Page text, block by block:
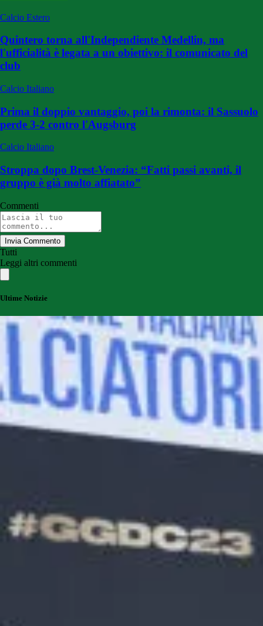
Calcio Estero
Quintero torna all'Independiente Medellin, ma
l'ufficialità è legata a un obiettivo: il comunicato del
club
Calcio Italiano
Prima il doppio vantaggio, poi la rimonta: il Sassuolo
perde 3-2 contro l'Augsburg
Calcio Italiano
Stroppa dopo Brest-Venezia: “Fatti passi avanti, il
gruppo è già molto affiatato”
Commenti
Invia Commento
Tutti
Leggi altri commenti
Ultime Notizie